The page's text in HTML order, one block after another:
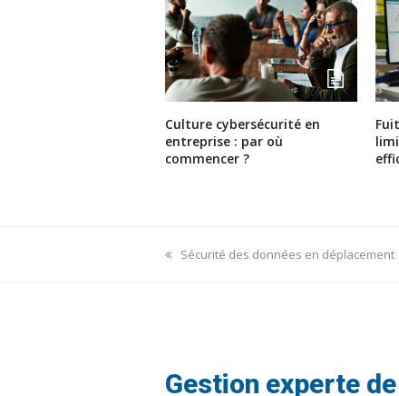
Culture cybersécurité en
entreprise : par où
commencer ?
previous
Sécurité des données en déplacement
Gestion experte